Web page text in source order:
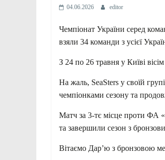
04.06.2026 editor
Чемпіонат України серед
взяли 34 команди з усієї
З 24 по 26 травня у Київі
На жаль, SeaSters у своїй
чемпіонками сезону та
Матч за 3-тє місце проти ФА
та завершили сезон з
Вітаємо Дарʼю з бронзовою